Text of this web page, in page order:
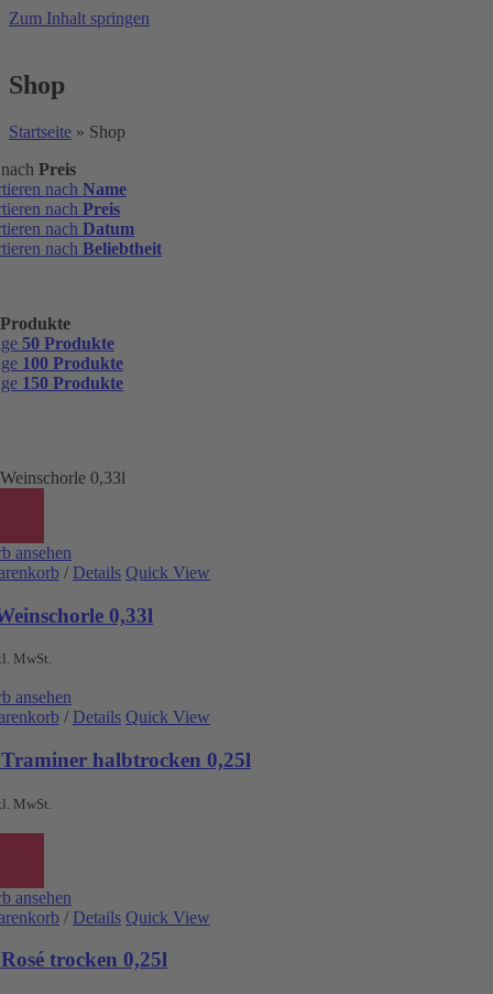
Zum Inhalt springen
Shop
Startseite » Shop
Preis
nach Name
nach Preis
nach Datum
nach Beliebtheit
50 Produkte
100 Produkte
150 Produkte
ansehen
/ Details Quick View
0,33l
MwSt.
ansehen
/ Details Quick View
halbtrocken 0,25l
MwSt.
ansehen
/ Details Quick View
trocken 0,25l